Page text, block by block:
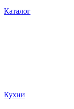
Каталог
Кухни